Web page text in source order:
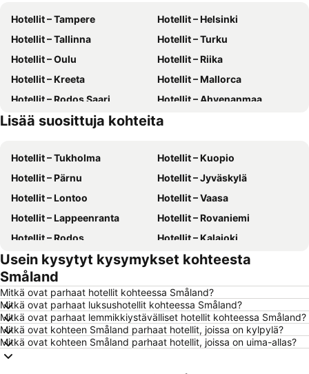
Hotellit – Tampere
Hotellit – Helsinki
Hotellit – Tallinna
Hotellit – Turku
Hotellit – Oulu
Hotellit – Riika
Hotellit – Kreeta
Hotellit – Mallorca
Hotellit – Rodos Saari
Hotellit – Ahvenanmaa
Hotellit – Suomi
Hotellit – Gran Canaria
Lisää suosittuja kohteita
Hotellit – Tukholma
Hotellit – Kuopio
Hotellit – Pärnu
Hotellit – Jyväskylä
Hotellit – Lontoo
Hotellit – Vaasa
Hotellit – Lappeenranta
Hotellit – Rovaniemi
Hotellit – Rodos
Hotellit – Kalajoki
Hotellit – Alanya
Hotellit – Joensuu
Hotellit – Fuengirola
Hotellit – Savonlinna
Hotellit – Gdańsk
Hotellit – Lahti
Hotellit – Hämeenlinna
Hotellit – Seinäjoki
Hotellit – Kreikka
Hotellit – Malta
Usein kysytyt kysymykset kohteesta
Småland
Mitkä ovat parhaat hotellit kohteessa Småland?
Mitkä ovat parhaat luksushotellit kohteessa Småland?
Mitkä ovat parhaat lemmikkiystävälliset hotellit kohteessa Småland?
Mitkä ovat kohteen Småland parhaat hotellit, joissa on kylpylä?
Mitkä ovat kohteen Småland parhaat hotellit, joissa on uima-allas?